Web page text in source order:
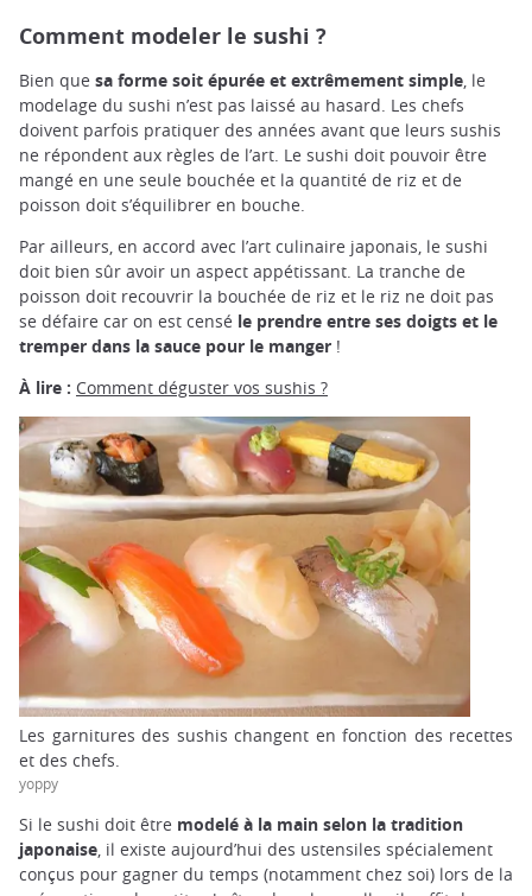
Comment modeler le sushi ?
Bien que sa forme soit épurée et extrêmement simple, le
modelage du sushi n’est pas laissé au hasard. Les chefs
doivent parfois pratiquer des années avant que leurs sushis
ne répondent aux règles de l’art. Le sushi doit pouvoir être
mangé en une seule bouchée et la quantité de riz et de
poisson doit s’équilibrer en bouche.
Par ailleurs, en accord avec l’art culinaire japonais, le sushi
doit bien sûr avoir un aspect appétissant. La tranche de
poisson doit recouvrir la bouchée de riz et le riz ne doit pas
se défaire car on est censé le prendre entre ses doigts et le
tremper dans la sauce pour le manger !
À lire : Comment déguster vos sushis ?
Les garnitures des sushis changent en fonction des recettes
et des chefs.
yoppy
Si le sushi doit être modelé à la main selon la tradition
japonaise , il existe aujourd’hui des ustensiles spécialement
conçus pour gagner du temps (notamment chez soi) lors de la